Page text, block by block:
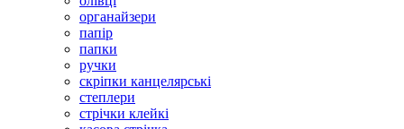
органайзери
папір
папки
ручки
скріпки канцелярські
степлери
стрічки клейкі